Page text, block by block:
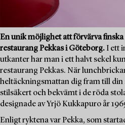
En unik möjlighet att förvärva
restaurang Pekkas i Göteborg. I ett
utkanter har man i ett halvt sekel
restaurang Pekkas. När
heltäckningsmattan dig fram till
stilsäkert och bekvämt i de röda
designade av Yrjö Kukkapuro år
Enligt ryktena var Pekka, som